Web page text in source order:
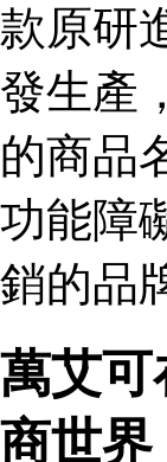
款原研
發生產
的商品
功能障
銷的品
萬艾可
商世界